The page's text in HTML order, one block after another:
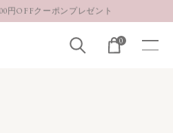
円OFFクーポンプレゼント
購入コースはこちら
0